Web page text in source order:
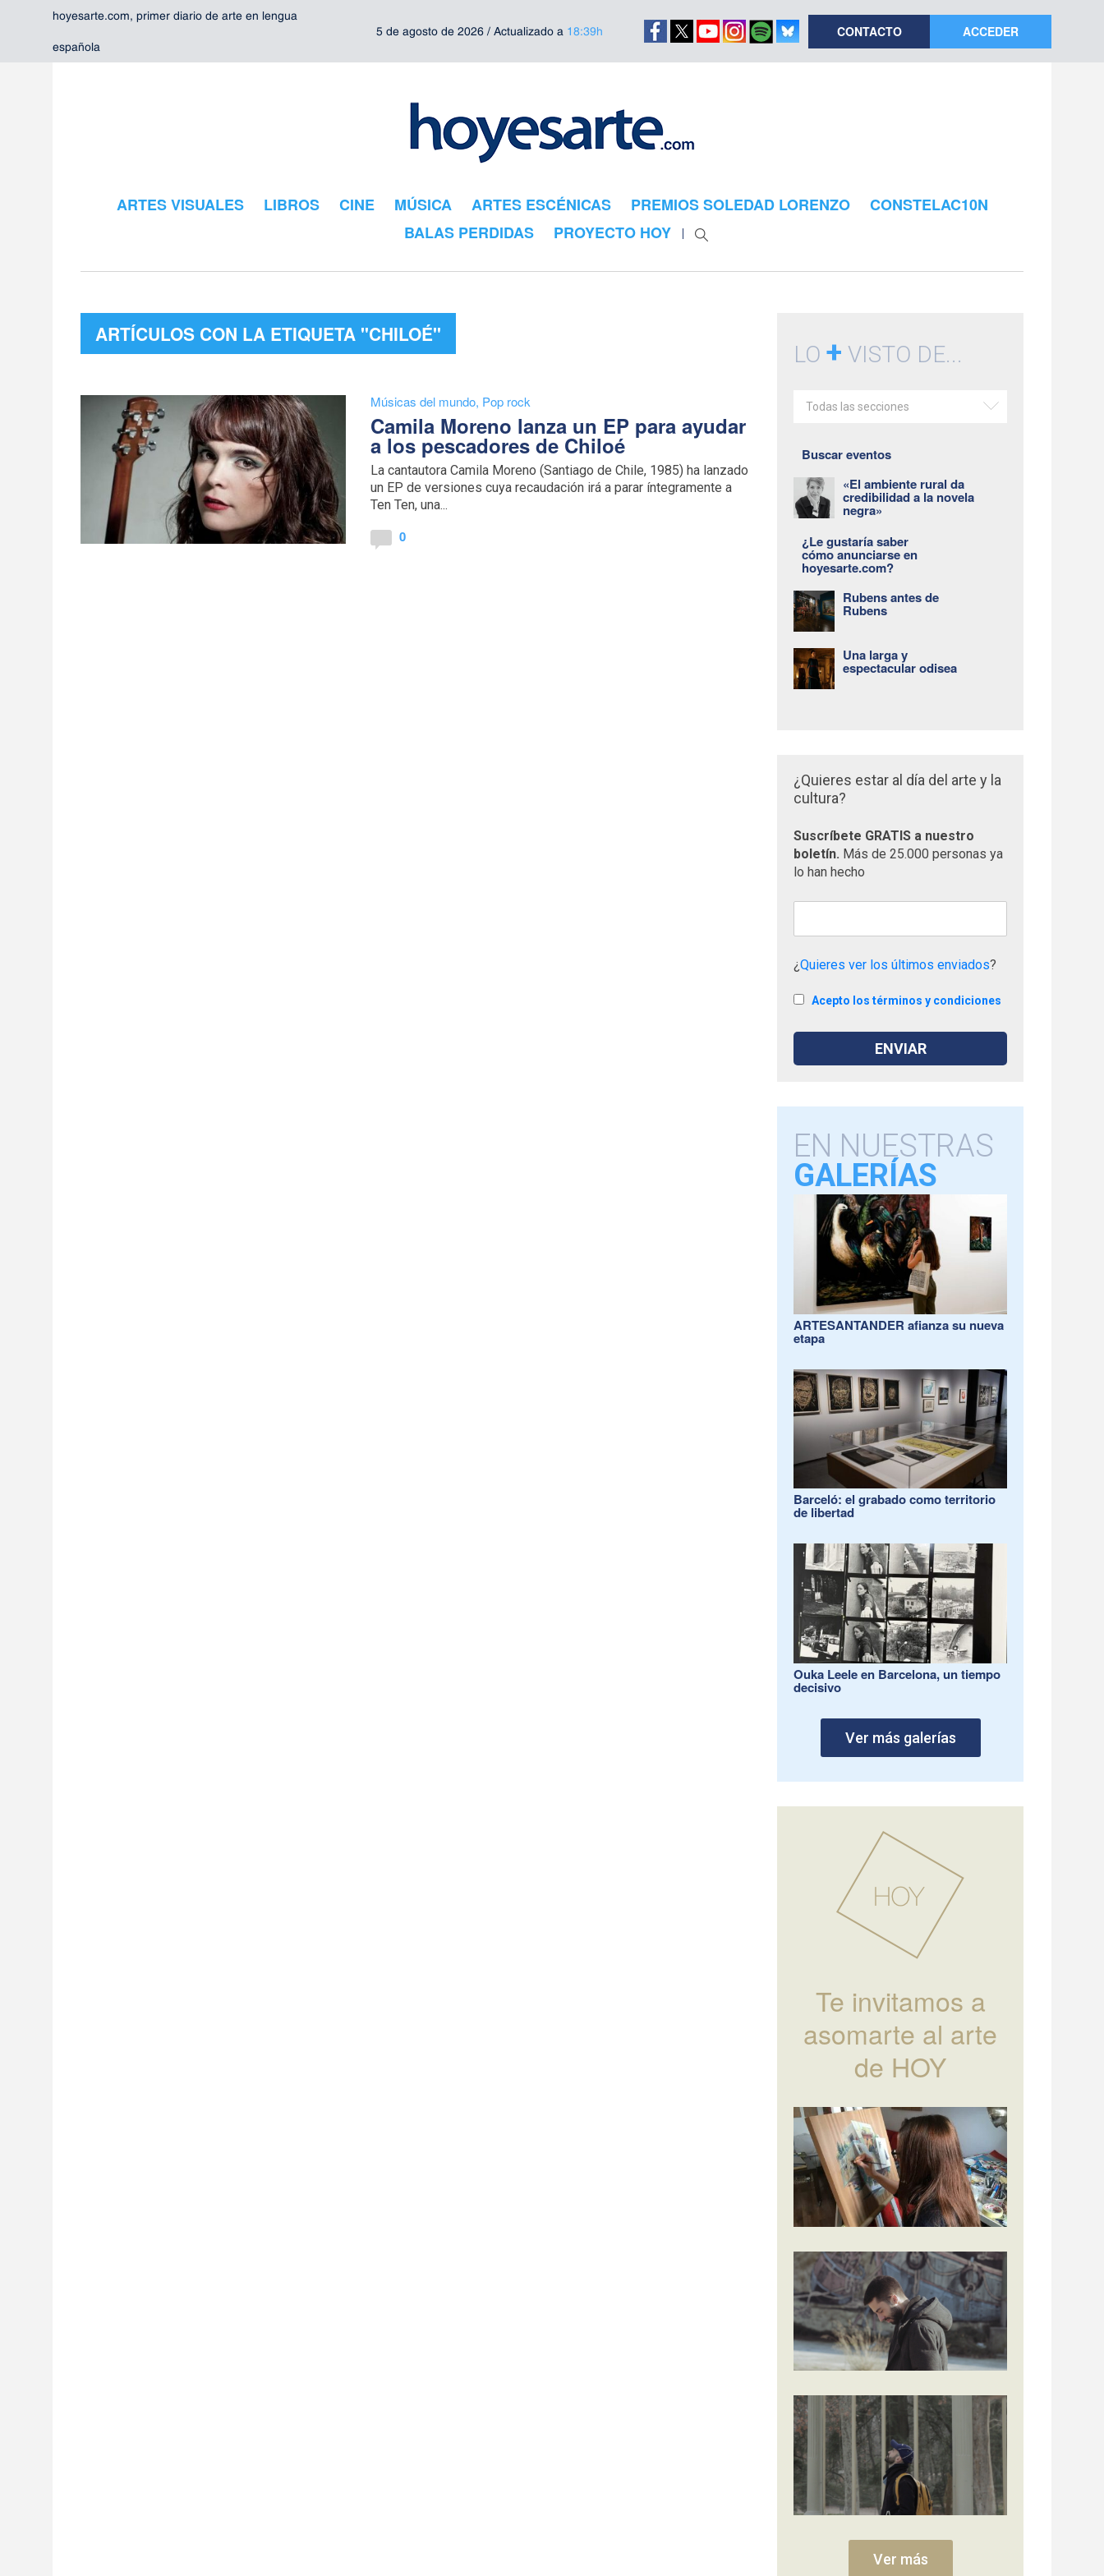
hoyesarte.com, primer diario de arte en lengua
española
5 de agosto de 2026 / Actualizado a 18:39h CONTACTO ACCEDER
ARTES VISUALES LIBROS CINE MÚSICA ARTES ESCÉNICAS PREMIOS SOLEDAD LORENZO
CONSTELAC10N
BALAS PERDIDAS
PROYECTO HOY
ARTÍCULOS CON LA ETIQUETA "CHILOÉ"
Músicas del mundo, Pop rock
Camila Moreno lanza un EP para ayudar
a los pescadores de Chiloé
La cantautora Camila Moreno (Santiago de Chile, 1985) ha lanzado
un EP de versiones cuya recaudación irá a parar íntegramente a
Ten Ten, una...
0
LO+ VISTO DE...
Todas las secciones
Buscar eventos
«El ambiente rural da
credibilidad a la novela
negra»
¿Le gustaría saber
cómo anunciarse en
hoyesarte.com?
Rubens antes de
Rubens
Una larga y
espectacular odisea
¿Quieres estar al día del arte y la
cultura?
Suscríbete GRATIS a nuestro
boletín. Más de 25.000 personas ya
lo han hecho
¿Quieres ver los últimos enviados?
Acepto los términos y condiciones
EN NUESTRAS
GALERÍAS
ARTESANTANDER afianza su nueva
etapa
Barceló: el grabado como territorio
de libertad
Ouka Leele en Barcelona, un tiempo
decisivo
Ver más galerías
Te invitamos a
asomarte al arte
de HOY
Ver más